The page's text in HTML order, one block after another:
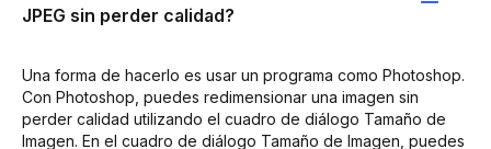
JPEG sin perder calidad?
Una forma de hacerlo es usar un programa como Photoshop.
Con Photoshop, puedes redimensionar una imagen sin
perder calidad utilizando el cuadro de diálogo Tamaño de
Imagen. En el cuadro de diálogo Tamaño de Imagen, puedes